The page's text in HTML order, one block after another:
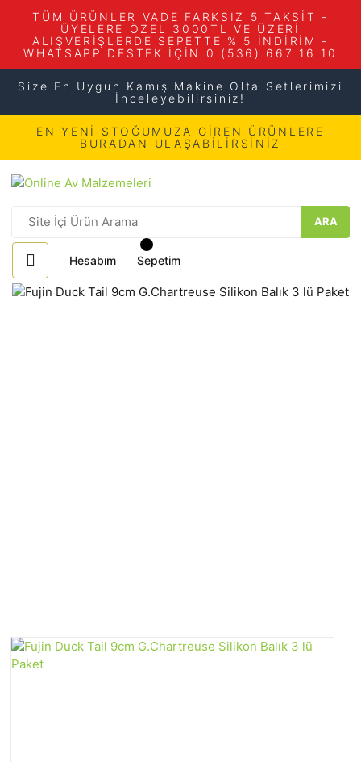
TÜM ÜRÜNLER VADE FARKSIZ 5 TAKSİT -
ÜYELERE ÖZEL 3000TL VE ÜZERİ
ALIŞVERİŞLERDE SEPETTE % 5 İNDİRİM -
WHATSAPP DESTEK İÇİN 0 (536) 667 16 10
Size En Uygun Kamış Makine Olta Setlerimizi
İnceleyebilirsiniz!
EN YENİ STOĞUMUZA GİREN ÜRÜNLERE
BURADAN ULAŞABİLİRSİNİZ
ARA
Hesabım Sepetim